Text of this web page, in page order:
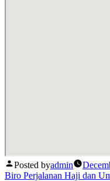
Posted byadmin
Biro Perjalanan Haji dan